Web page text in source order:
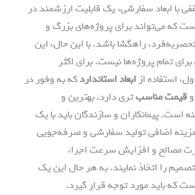
با ابعاد سفارشی، یک قابلیت ارزشمند در
که می‌تواند برای پروژه‌های بزرگ و
راهگشا باشد. با این حال، این
تمام پروژه‌ها نیست. برای اکثر
استفاده ازابعاد استانداردکه به وفور در
قیمت مناسبتری دارد، بهترین و
است. پیمانکاران و سازندگان باید با یک
اضافی تولید سفارشی و صرفه‌جویی
مصالح و افزایش سرعت اجرا،
را اتخاذ نمایند. به هر حال این یک
که باید مورد توجه قرار گیرد.